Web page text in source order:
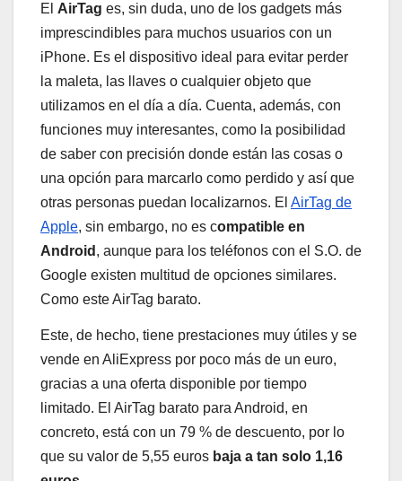
El AirTag es, sin duda, uno de los gadgets más
imprescindibles para muchos usuarios con un
iPhone. Es el dispositivo ideal para evitar perder
la maleta, las llaves o cualquier objeto que
utilizamos en el día a día. Cuenta, además, con
funciones muy interesantes, como la posibilidad
de saber con precisión donde están las cosas o
una opción para marcarlo como perdido y así que
otras personas puedan localizarnos. El AirTag de
Apple, sin embargo, no es compatible en
Android , aunque para los teléfonos con el S.O. de
Google existen multitud de opciones similares.
Como este AirTag barato.
Este, de hecho, tiene prestaciones muy útiles y se
vende en AliExpress por poco más de un euro,
gracias a una oferta disponible por tiempo
limitado. El AirTag barato para Android, en
concreto, está con un 79 % de descuento, por lo
que su valor de 5,55 euros baja a tan solo 1,16